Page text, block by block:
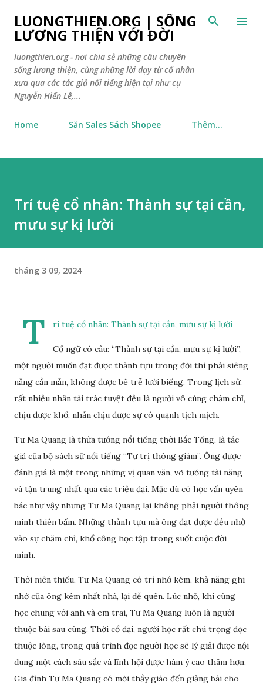
Chuyển đến nội dung chính
LUONGTHIEN.ORG | SỐNG
LƯƠNG THIỆN VỚI ĐỜI
luongthien.org - nơi chia sẻ những câu chuyên
sống lương thiện, cùng những lời dạy từ cổ nhân
xưa qua các tác giả nổi tiếng hiện tại như cụ
Nguyễn Hiến Lê,...
Home Săn Sales Sách Shopee Thêm…
Trí tuệ cổ nhân: Thành sự tại cần,
mưu sự kị lười
tháng 3 09, 2024
T rí tuệ cổ nhân: Thành sự tại cần, mưu sự kị lười
Cổ ngữ có câu: “Thành sự tại cần, mưu sự kị lười”,
một người muốn đạt được thành tựu trong đời thì phải siêng
năng cần mẫn, không được bê trễ lười biếng. Trong lịch sử,
rất nhiều nhân tài trác tuyệt đều là người vô cùng chăm chỉ,
chịu được khổ, nhẫn chịu được sự cô quạnh tịch mịch.
Tư Mã Quang là thừa tướng nổi tiếng thời Bắc Tống, là tác
giả của bộ sách sử nổi tiếng “Tư trị thông giám”. Ông được
đánh giá là một trong những vị quan văn, võ tướng tài năng
và tận trung nhất qua các triều đại. Mặc dù có học vấn uyên
bác như vậy nhưng Tư Mã Quang lại không phải người thông
minh thiên bẩm. Những thành tựu mà ông đạt được đều nhờ
vào sự chăm chỉ, khổ công học tập trong suốt cuộc đời
mình.
Thời niên thiếu, Tư Mã Quang có trí nhớ kém, khả năng ghi
nhớ của ông kém nhất nhà, lại dễ quên. Lúc nhỏ, khi cùng
học chung với anh và em trai, Tư Mã Quang luôn là người
thuộc bài sau cùng. Thời cổ đại, người học rất chú trọng đọc
thuộc lòng, trong quá trình đọc người học sẽ lý giải được nội
dung một cách sâu sắc và lĩnh hội được hàm ý cao thâm hơn.
Gia đình Tư Mã Quang có mời thầy giáo đến giảng bài cho